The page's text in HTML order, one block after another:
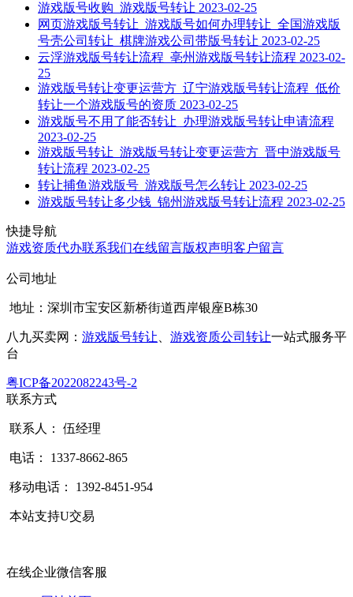
游戏版号收购_游戏版号转让 2023-02-25
网页游戏版号转让_游戏版号如何办理转让_全国游戏版
号壳公司转让_棋牌游戏公司带版号转让 2023-02-25
云浮游戏版号转让流程_亳州游戏版号转让流程 2023-02-
25
游戏版号转让变更运营方_辽宁游戏版号转让流程_低价
转让一个游戏版号的资质 2023-02-25
游戏版号不用了能否转让_办理游戏版号转让申请流程
2023-02-25
游戏版号转让_游戏版号转让变更运营方_晋中游戏版号
转让流程 2023-02-25
转让捕鱼游戏版号_游戏版号怎么转让 2023-02-25
游戏版号转让多少钱_锦州游戏版号转让流程 2023-02-25
快捷导航
游戏资质代办联系我们在线留言版权声明客户留言
公司地址
地址：深圳市宝安区新桥街道西岸银座B栋30
八九买卖网： 游戏版号转让 游戏资质公司转让一站式服务平
台
粤ICP备2022082243号-2
联系方式
联系人： 伍经理
电话： 1337-8662-865
移动电话： 1392-8451-954
本站支持U交易
在线企业微信客服